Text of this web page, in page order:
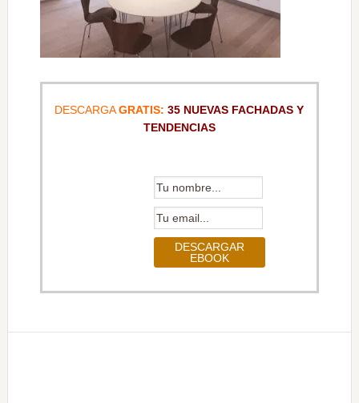
DESCARGAGRATIS: 35 NUEVAS FACHADAS Y
TENDENCIAS